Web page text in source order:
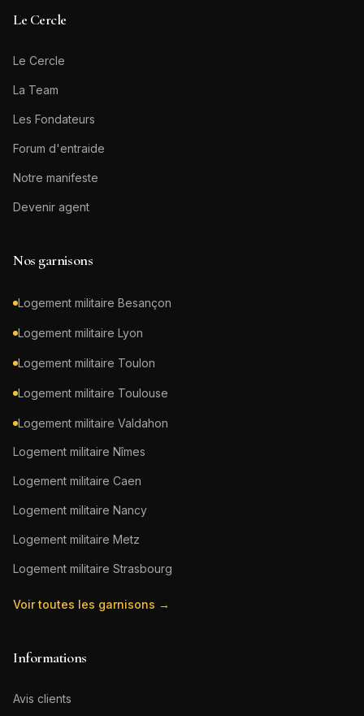
Le Cercle
Le Cercle
La Team
Les Fondateurs
Forum d'entraide
Notre manifeste
Devenir agent
Nos garnisons
Logement militaire Besançon
Logement militaire Lyon
Logement militaire Toulon
Logement militaire Toulouse
Logement militaire Valdahon
Logement militaire Nîmes
Logement militaire Caen
Logement militaire Nancy
Logement militaire Metz
Logement militaire Strasbourg
Voir toutes les garnisons →
Informations
Avis clients